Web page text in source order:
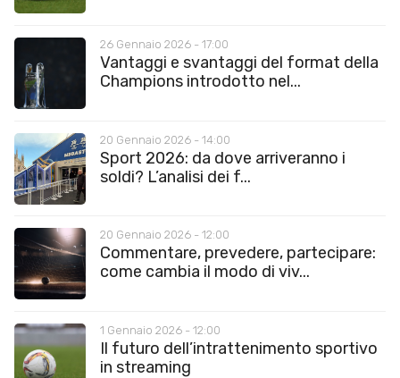
26 Gennaio 2026 - 17:00
Vantaggi e svantaggi del format della
Champions introdotto nel...
20 Gennaio 2026 - 14:00
Sport 2026: da dove arriveranno i
soldi? L’analisi dei f...
20 Gennaio 2026 - 12:00
Commentare, prevedere, partecipare:
come cambia il modo di viv...
1 Gennaio 2026 - 12:00
Il futuro dell’intrattenimento sportivo
in streaming